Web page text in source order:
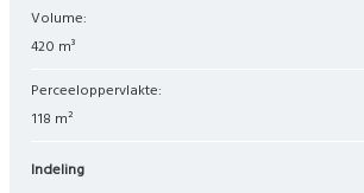
Volume:
420 m³
Perceeloppervlakte:
118 m²
Indeling